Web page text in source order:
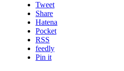
Tweet
Share
Hatena
Pocket
RSS
feedly
Pin it